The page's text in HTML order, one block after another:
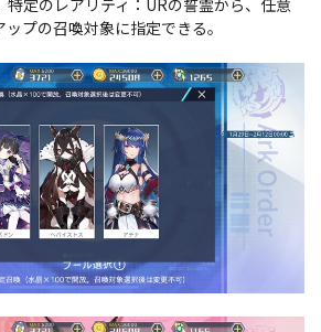
プの召喚対象に指定できる。